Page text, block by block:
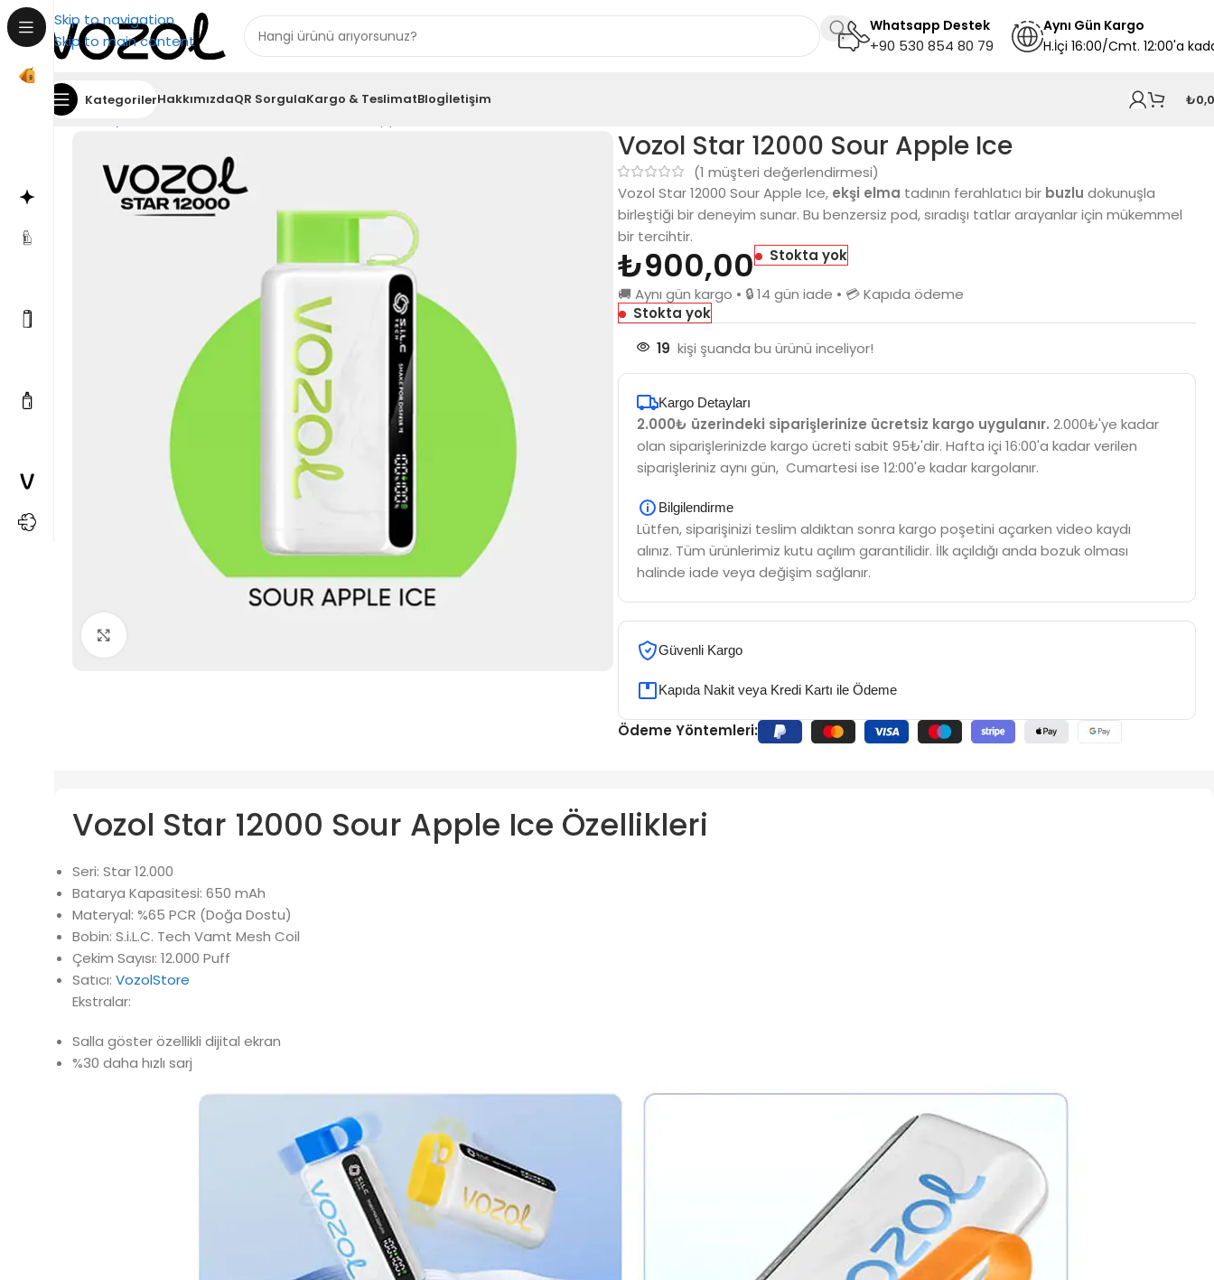
Skip to navigation
Skip to main content
Whatsapp Destek
+90 530 854 80 79
Aynı Gün Kargo
H.İçi 16:00/Cmt. 12:00'a
KategorilerHakkımızdaQR SorgulaKargo & TeslimatBlogİletişim ₺
Ana Sayfa
Vozol Star 12000 Sour Apple Ice
(1 müşteri değerlendirmesi)
Vozol Star 12000 Sour Apple Ice, ekşi elma tadının ferahlatıcı bir buzlu dokunuşla
birleştiği bir deneyim sunar. Bu benzersiz pod, sıradışı tatlar arayanlar için mükemmel
bir tercihtir.
₺900,00 Stokta yok
🚚 Aynı gün kargo • 🔒 14 gün iade • 💳 Kapıda ödeme
Stokta yok
19 kişi şuanda bu ürünü inceliyor!
Kargo Detayları
2.000₺ üzerindeki siparişlerinize ücretsiz kargo uygulanır. 2.000₺'ye kadar
olan siparişlerinizde kargo ücreti sabit 95₺'dir. Hafta içi 16:00'a kadar verilen
siparişleriniz aynı gün, Cumartesi ise 12:00'e kadar kargolanır.
Bilgilendirme
Lütfen, siparişinizi teslim aldıktan sonra kargo poşetini açarken video kaydı
alınız. Tüm ürünlerimiz kutu açılım garantilidir. İlk açıldığı anda bozuk olması
halinde iade veya değişim sağlanır.
Güvenli Kargo
Kapıda Nakit veya Kredi Kartı ile Ödeme
Ödeme Yöntemleri:
Vozol Star 12000 Sour Apple Ice Özellikleri
Seri: Star 12.000
Batarya Kapasitesi: 650 mAh
Materyal: %65 PCR (Doğa Dostu)
Bobin: S.i.L.C. Tech Vamt Mesh Coil
Çekim Sayısı: 12.000 Puff
Satıcı: VozolStore
Ekstralar:
Salla göster özellikli dijital ekran
%30 daha hızlı sarj